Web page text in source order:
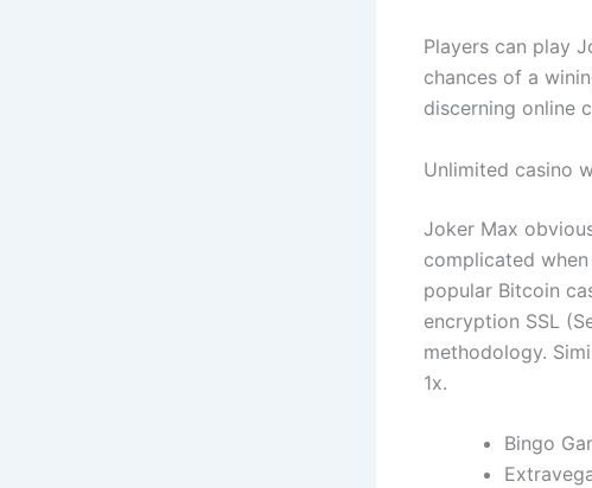
Players can play
chances of a
discerning online
Unlimited casino
Joker Max
complicated
popular Bitcoin
encryption SSL
methodology.
1x.
Bingo